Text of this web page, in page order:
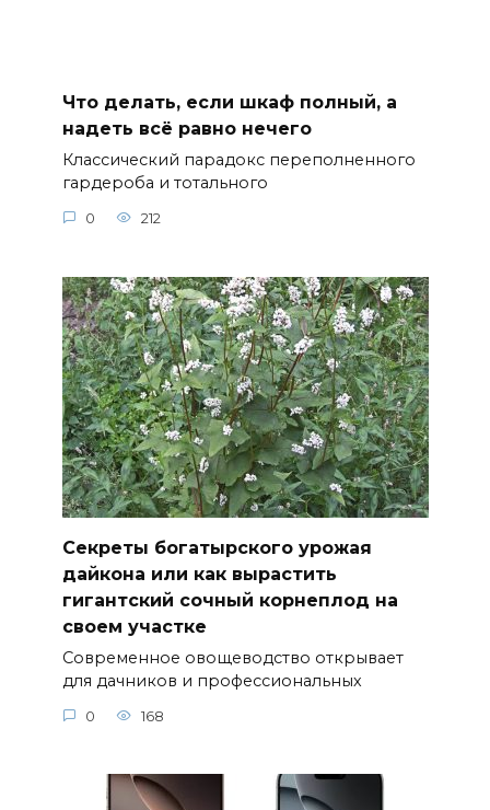
Что делать, если шкаф полный, а
надеть всё равно нечего
Классический парадокс переполненного
гардероба и тотального
0 212
Секреты богатырского урожая
дайкона или как вырастить
гигантский сочный корнеплод на
своем участке
Современное овощеводство открывает
для дачников и профессиональных
0 168